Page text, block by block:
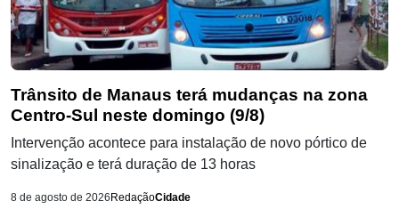
Trânsito de Manaus terá mudanças na zona
Centro-Sul neste domingo (9/8)
Intervenção acontece para instalação de novo pórtico de
sinalização e terá duração de 13 horas
8 de agosto de 2026 RedaçãoCidade